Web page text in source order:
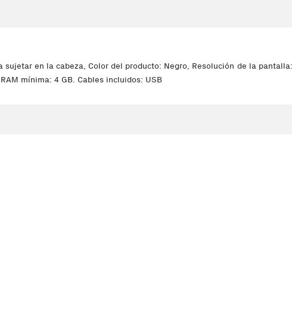
en la cabeza, Color del producto: Negro, Resolución de la
mínima: 4 GB. Cables incluidos: USB